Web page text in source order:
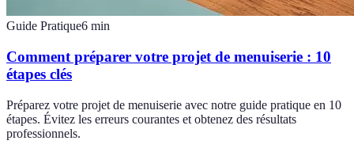
Guide Pratique6 min
Comment préparer votre projet de menuiserie : 10
étapes clés
Préparez votre projet de menuiserie avec notre guide pratique en 10
étapes. Évitez les erreurs courantes et obtenez des résultats
professionnels.